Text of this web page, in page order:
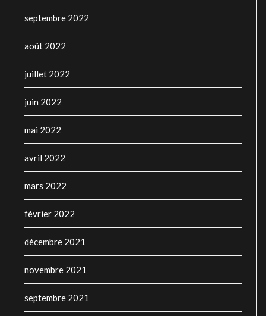
septembre 2022
août 2022
juillet 2022
juin 2022
mai 2022
avril 2022
mars 2022
février 2022
décembre 2021
novembre 2021
septembre 2021